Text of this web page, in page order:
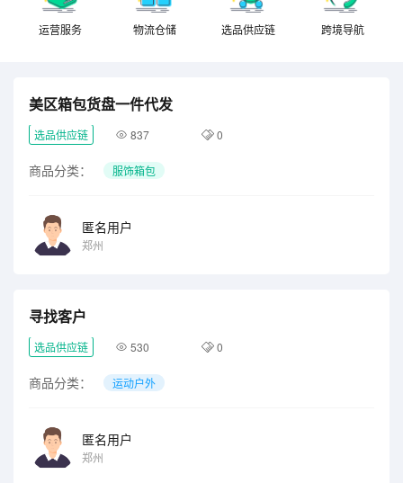
运营服务 物流仓储 选品供应链 跨境导航
美区箱包货盘一件代发
选品供应链 837 0
商品分类： 服饰箱包
匿名用户
郑州
寻找客户
选品供应链 530 0
商品分类： 运动户外
匿名用户
郑州